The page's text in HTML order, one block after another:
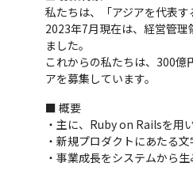
私たちは、「アジアを代表
2023年7月現在は、経営管
ました。
これからの私たちは、300
アを募集しています。
■ 概要
・主に、Ruby on Railsを用
・新規プロダクトにあたる
・事業成長をシステムから